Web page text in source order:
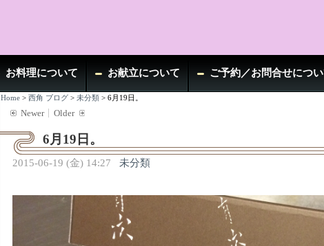
お料理について お献立について ご予約／お問合せにつ
Home> 西角 ブログ> 未分類> 6月19日。
Newer Older
6月19日。
2015-06-19 (金) 14:27 未分類